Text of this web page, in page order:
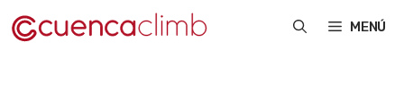
Saltar
al
MENÚ